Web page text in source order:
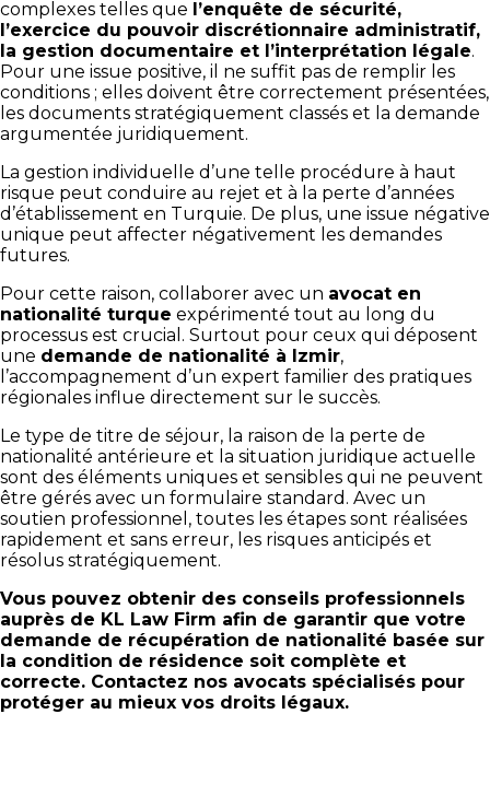
complexes telles que l’enquête de sécurité,
l’exercice du pouvoir discrétionnaire administratif,
la gestion documentaire et l’interprétation légale.
Pour une issue positive, il ne suffit pas de remplir les
conditions ; elles doivent être correctement présentées,
les documents stratégiquement classés et la demande
argumentée juridiquement.
La gestion individuelle d’une telle procédure à haut
risque peut conduire au rejet et à la perte d’années
d’établissement en Turquie. De plus, une issue négative
unique peut affecter négativement les demandes
futures.
Pour cette raison, collaborer avec un avocat en
nationalité turque expérimenté tout au long du
processus est crucial. Surtout pour ceux qui déposent
une demande de nationalité à Izmir,
l’accompagnement d’un expert familier des pratiques
régionales influe directement sur le succès.
Le type de titre de séjour, la raison de la perte de
nationalité antérieure et la situation juridique actuelle
sont des éléments uniques et sensibles qui ne peuvent
être gérés avec un formulaire standard. Avec un
soutien professionnel, toutes les étapes sont réalisées
rapidement et sans erreur, les risques anticipés et
résolus stratégiquement.
Vous pouvez obtenir des conseils professionnels
auprès de KL Law Firm afin de garantir que votre
demande de récupération de nationalité basée sur
la condition de résidence soit complète et
correcte. Contactez nos avocats spécialisés pour
protéger au mieux vos droits légaux.